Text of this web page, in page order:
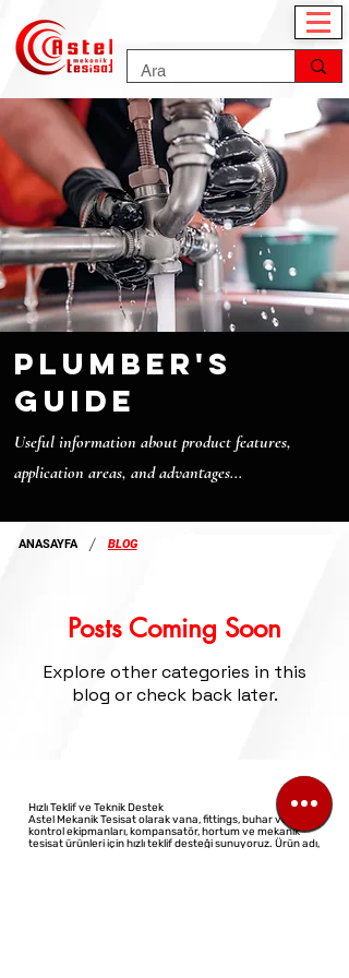
plumber's
guide
Useful information about product features,
application areas, and advantages...
ANASAYFA / BLOG
Posts Coming Soon
Explore other categories in this
blog or check back later.
Hızlı Teklif ve Teknik Destek
Astel Mekanik Tesisat olarak vana, fittings, buhar ve akış
kontrol ekipmanları, kompansatör, hortum ve mekanik
tesisat ürünleri için hızlı teklif desteği sunuyoruz. Ürün adı,